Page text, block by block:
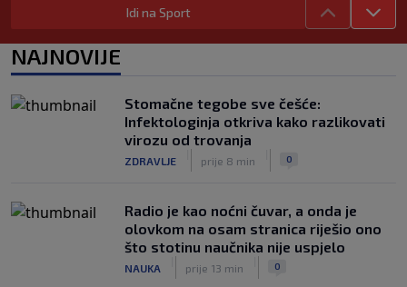
NOGOMET
NOGOMET
Kako je Gianni Infantino uspio uništiti
Mundijal: Od fudbala do Trumpa,
milijardi i rata s UEFA-om
Idi na Sport
NAJNOVIJE
Stomačne tegobe sve češće:
Infektologinja otkriva kako razlikovati
virozu od trovanja
ZDRAVLJE prije 8 min 0
Radio je kao noćni čuvar, a onda je
olovkom na osam stranica riješio ono
što stotinu naučnika nije uspjelo
NAUKA prije 13 min 0